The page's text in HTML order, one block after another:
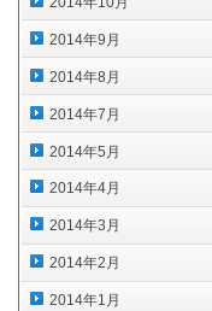
2014年9月
2014年8月
2014年7月
2014年5月
2014年4月
2014年3月
2014年2月
2014年1月